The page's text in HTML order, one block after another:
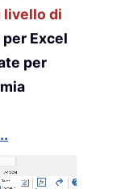
livello di
Excel
per